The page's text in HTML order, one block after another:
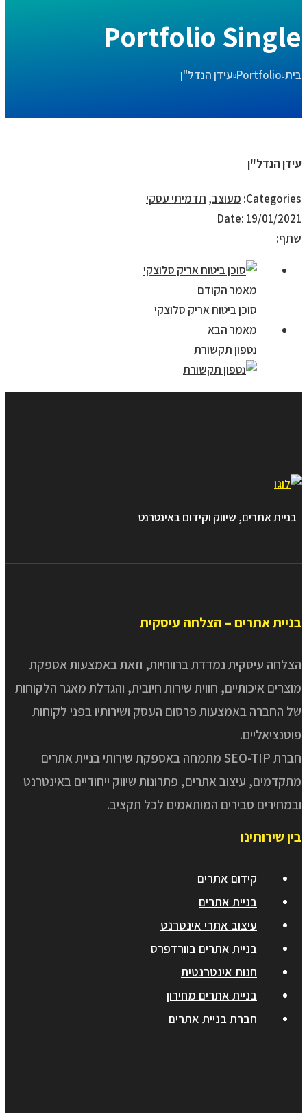
Portfolio Single
בית Portfolio עידן הנדל"ן
עידן הנדל"ן
Categories: מעוצב, תדמיתי עסקי
Date: 19/01/2021
שתף:
מאמר הקודם
סוכן ביטוח אריק סלוצקי
מאמר הבא
נטפון תקשורת
בניית אתרים, שיווק וקידום באינטרנט
בניית אתרים – הצלחה עיסקית
הצלחה עיסקית נמדדת ברווחיות, וזאת באמצעות אספקת
מוצרים איכותיים, חווית שירות חיובית, והגדלת מאגר הלקוחות
של החברה באמצעות פרסום העסק ושירותיו בפני לקוחות
פוטנציאליים.
חברת SEO-TIP מתמחה באספקת שירותי בניית אתרים
מתקדמים, עיצוב אתרים, פתרונות שיווק ייחודיים באינטרנט
ובמחירים סבירים המותאמים לכל תקציב.
בין שירותינו
קידום אתרים
בניית אתרים
עיצוב אתרי אינטרנט
בניית אתרים בוורדפרס
חנות אינטרנטית
בניית אתרים מחירון
חברת בניית אתרים